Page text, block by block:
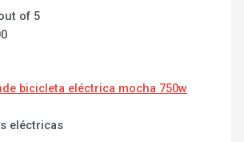
of 5
eléctricas